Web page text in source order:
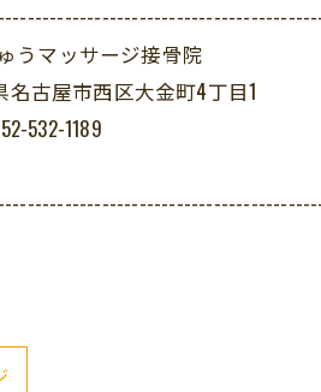
うマッサージ接骨院
名古屋市西区大金町4丁目1
532-1189